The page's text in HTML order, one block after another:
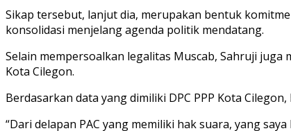
Sikap tersebut, lanjut dia, merupakan bentuk
konsolidasi menjelang agenda politik mendatang.
Selain mempersoalkan legalitas Muscab, Sahruji
Kota Cilegon.
Berdasarkan data yang dimiliki DPC PPP Kota
“Dari delapan PAC yang memiliki hak suara, yang